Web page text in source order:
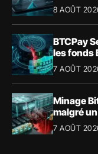
8 AOÛT
BTCPay
les fonds
7 AOÛT
Minage
malgré
7 AOÛT